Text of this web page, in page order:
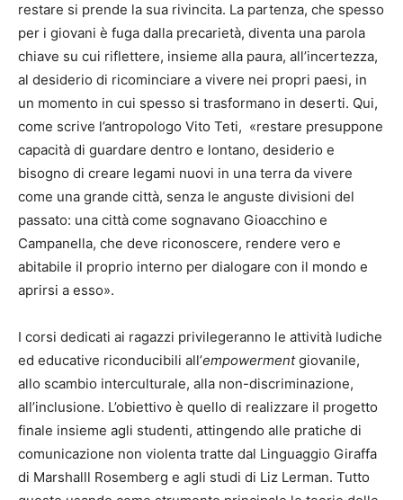
restare si prende la sua rivincita. La partenza, che spesso
per i giovani è fuga dalla precarietà, diventa una parola
chiave su cui riflettere, insieme alla paura, all’incertezza,
al desiderio di ricominciare a vivere nei propri paesi, in
un momento in cui spesso si trasformano in deserti. Qui,
come scrive l’antropologo Vito Teti, «restare presuppone
capacità di guardare dentro e lontano, desiderio e
bisogno di creare legami nuovi in una terra da vivere
come una grande città, senza le anguste divisioni del
passato: una città come sognavano Gioacchino e
Campanella, che deve riconoscere, rendere vero e
abitabile il proprio interno per dialogare con il mondo e
aprirsi a esso».
I corsi dedicati ai ragazzi privilegeranno le attività ludiche
ed educative riconducibili all’empowermentgiovanile,
allo scambio interculturale, alla non-discriminazione,
all’inclusione. L’obiettivo è quello di realizzare il progetto
finale insieme agli studenti, attingendo alle pratiche di
comunicazione non violenta tratte dal Linguaggio Giraffa
di Marshalll Rosemberg e agli studi di Liz Lerman. Tutto